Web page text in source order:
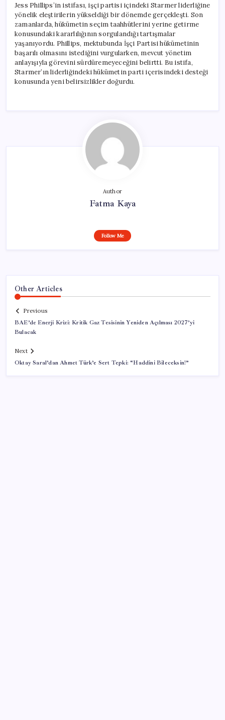
Jess Phillips’in istifası, işçi partisi içindeki Starmer liderliğine
yönelik eleştirilerin yükseldiği bir dönemde gerçekleşti. Son
zamanlarda, hükümetin seçim taahhütlerini yerine getirme
konusundaki kararlılığının sorgulandığı tartışmalar
yaşanıyordu. Phillips, mektubunda İşçi Partisi hükümetinin
başarılı olmasını istediğini vurgularken, mevcut yönetim
anlayışıyla görevini sürdüremeyeceğini belirtti. Bu istifa,
Starmer’ın liderliğindeki hükümetin parti içerisindeki desteği
konusunda yeni belirsizlikler doğurdu.
Author
Fatma Kaya
Follow Me
Other Articles
Previous
BAE’de Enerji Krizi: Kritik Gaz Tesisinin Yeniden Açılması 2027’yi
Bulacak
Next
Oktay Saral’dan Ahmet Türk’e Sert Tepki: “Haddini Bileceksin!”